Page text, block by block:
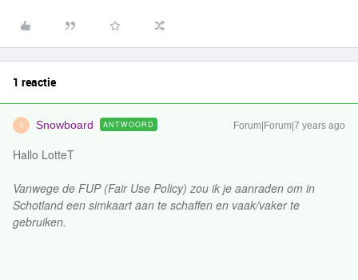
1 reactie
S Snowboard ANTWOORD Forum|Forum|7 years ago
Hallo LotteT
Vanwege de FUP (Fair Use Policy) zou ik je aanraden om in
Schotland een simkaart aan te schaffen en vaak/vaker te
gebruiken.